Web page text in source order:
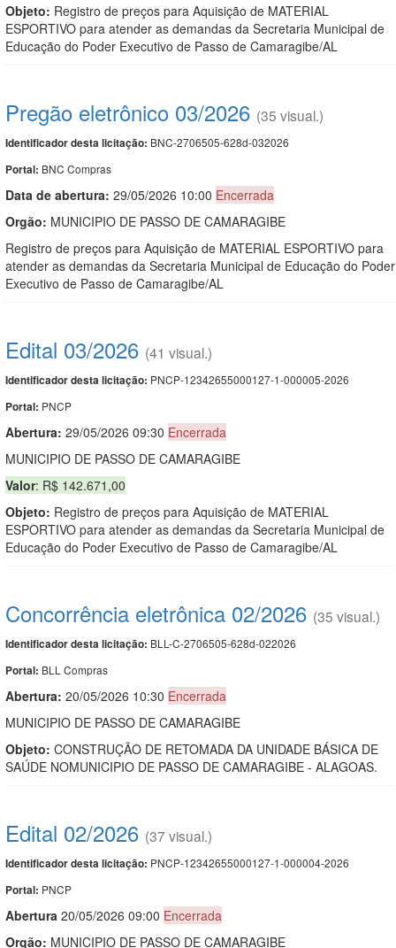
Objeto: Registro de preços para Aquisição de MATERIAL
ESPORTIVO para atender as demandas da Secretaria Municipal de
Educação do Poder Executivo de Passo de Camaragibe/AL
Pregão eletrônico 03/2026 (35 visual.)
Identificador desta licitação: BNC-2706505-628d-032026
Portal: BNC Compras
Data de abertura: 29/05/2026 10:00 Encerrada
Orgão: MUNICIPIO DE PASSO DE CAMARAGIBE
Registro de preços para Aquisição de MATERIAL ESPORTIVO para
atender as demandas da Secretaria Municipal de Educação do Poder
Executivo de Passo de Camaragibe/AL
Edital 03/2026 (41 visual.)
Identificador desta licitação: PNCP-12342655000127-1-000005-2026
Portal: PNCP
Abertura: 29/05/2026 09:30 Encerrada
MUNICIPIO DE PASSO DE CAMARAGIBE
Valor: R$ 142.671,00
Objeto: Registro de preços para Aquisição de MATERIAL
ESPORTIVO para atender as demandas da Secretaria Municipal de
Educação do Poder Executivo de Passo de Camaragibe/AL
Concorrência eletrônica 02/2026 (35 visual.)
Identificador desta licitação: BLL-C-2706505-628d-022026
Portal: BLL Compras
Abertura: 20/05/2026 10:30 Encerrada
MUNICIPIO DE PASSO DE CAMARAGIBE
Objeto: CONSTRUÇÃO DE RETOMADA DA UNIDADE BÁSICA DE
SAÚDE NOMUNICIPIO DE PASSO DE CAMARAGIBE - ALAGOAS.
Edital 02/2026 (37 visual.)
Identificador desta licitação: PNCP-12342655000127-1-000004-2026
Portal: PNCP
Abertura 20/05/2026 09:00 Encerrada
Orgão: MUNICIPIO DE PASSO DE CAMARAGIBE